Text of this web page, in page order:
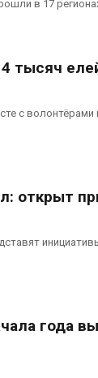
в 17
тысяч
с
открыт
года